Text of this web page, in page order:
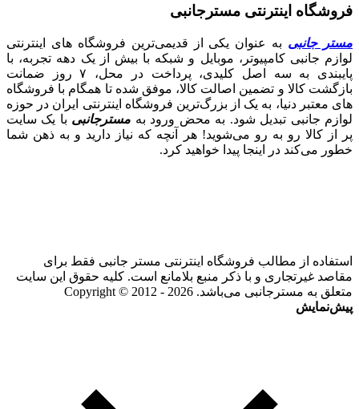
فروشگاه اینترنتی مسترجانبی
مستر جانبی به عنوان یکی از قدیمی‌ترین فروشگاه های اینترنتی
لوازم جانبی کامپیوتر، موبایل و شبکه با بیش از یک دهه تجربه، با
پایبندی به سه اصل کلیدی، پرداخت در محل، ۷ روز ضمانت
بازگشت کالا و تضمین اصالت کالا، موفق شده تا همگام با فروشگاه‌
های معتبر دنیا، به یک از بزرگ‌ترین فروشگاه اینترنتی ایران در حوزه
لوازم جانبی تبدیل شود. به محض ورود به مسترجانبی با یک سایت
پر از کالا رو به رو می‌شوید! هر آنچه که نیاز دارید و به ذهن شما
خطور می‌کند در اینجا پیدا خواهید کرد.
استفاده از مطالب فروشگاه اینترنتی مستر جانبی فقط برای
مقاصد غیرتجاری و با ذکر منبع بلامانع است. کلیه حقوق این سایت
متعلق به مسترجانبی می‌باشد. Copyright © 2012 - 2026
پیش‌نمایش